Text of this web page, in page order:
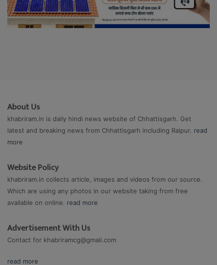
About Us
khabriram.in is daily hindi news website of Chhattisgarh. Get
latest and breaking news from Chhattisgarh including Raipur. read
more
Website Policy
khabriram.in collects article, images and videos from our source.
Which are using any photos in our website taking from free
available on online. read more
Advertisement With Us
Contact for khabriramcg@gmail.com
read more